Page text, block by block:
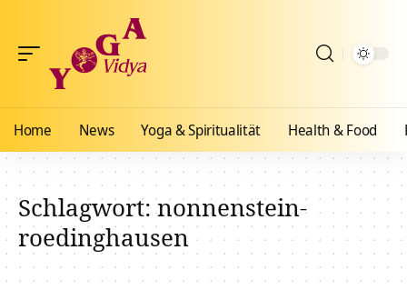
Home News Yoga & Spiritualität Health & Food
Schlagwort:nonnenstein-
roedinghausen